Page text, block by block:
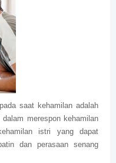
saat kehamilan adalah
merespon kehamilan
istri yang dapat
dan perasaan senang